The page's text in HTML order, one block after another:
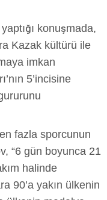
konuşmada,
Kazak kültürü ile
imkan
5’incisine
fazla sporcunun
“6 gün boyunca 21
halinde
90’a yakın ülkenin